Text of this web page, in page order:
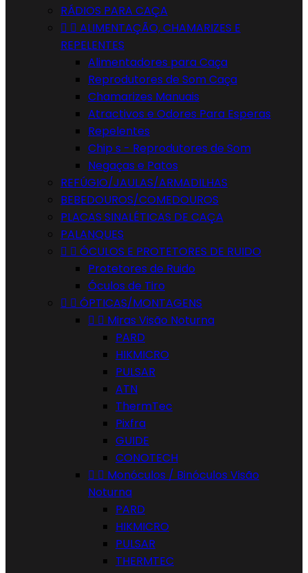
RÁDIOS PARA CAÇA
  ALIMENTAÇÃO, CHAMARIZES E
REPELENTES
Alimentadores para Caça
Reprodutores de Som Caça
Chamarizes Manuais
Atractivos e Odores Para Esperas
Repelentes
Chip s - Reprodutores de Som
Negaças e Patos
REFÚGIO/JAULAS/ARMADILHAS
BEBEDOUROS/COMEDOUROS
PLACAS SINALÉTICAS DE CAÇA
PALANQUES
  ÓCULOS E PROTETORES DE RUIDO
Protetores de Ruido
Óculos de Tiro
  ÓPTICAS/MONTAGENS
  Miras Visão Noturna
PARD
HIKMICRO
PULSAR
ATN
ThermTec
Pixfra
GUIDE
CONOTECH
  Monóculos / Binóculos Visão
Noturna
PARD
HIKMICRO
PULSAR
THERMTEC